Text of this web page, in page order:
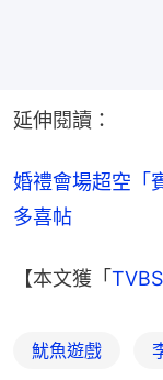
延伸閱讀：
婚禮會場超空「
多喜帖
【本文獲「
魷魚遊戲